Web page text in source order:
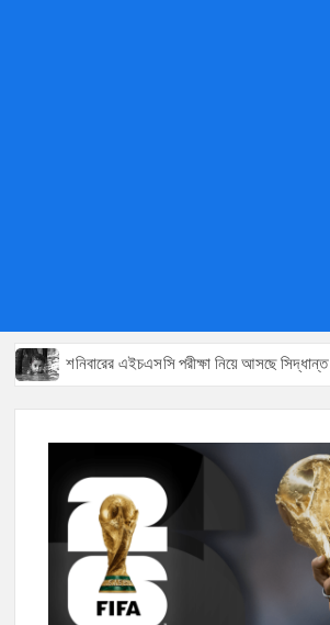
শনিবারের এইচএসসি পরীক্ষা নিয়ে আসছে সিদ্ধান্ত
প্রতিটি ক্লাসরুমে বসছে সিসিটিভি ক্যামেরা
এইচএসসি-২০২৬ পরীক্ষার্থীদের জন্য শুভকামনা